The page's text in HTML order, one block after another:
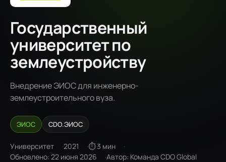
Государственный
университет по
землеустройству
Внедрение ЭИОС для инженерно-
землеустроительного вуза.
ЭИОС CDO.ЭИОС
Университет 2021
⏱ 3 мин
Обновлено: 22 июня 2026
Автор: Команда CDO Global